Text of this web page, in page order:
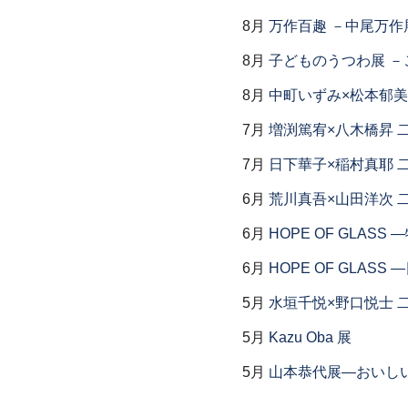
8月 万作百趣 －中尾万作
8月 子どものうつわ展
8月 中町いずみ×松本郁
7月 増渕篤宥×八木橋昇
7月 日下華子×稲村真耶
6月 荒川真吾×山田洋次
6月 HOPE OF GLASS
6月 HOPE OF GLASS
5月 水垣千悦×野口悦士
5月 Kazu Oba 展
5月 山本恭代展―おいし